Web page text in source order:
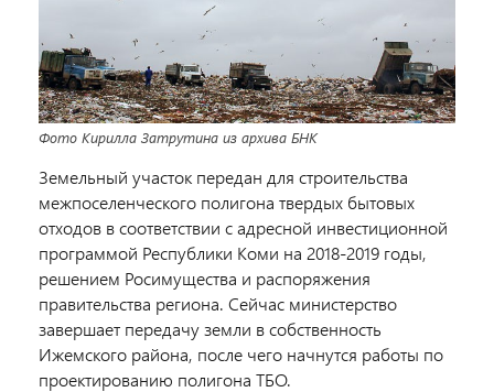
Фото Кирилла Затрутина из архива БНК
Земельный участок передан для строительства
межпоселенческого полигона твердых бытовых
отходов в соответствии с адресной инвестиционной
программой Республики Коми на 2018-2019 годы,
решением Росимущества и распоряжения
правительства региона. Сейчас министерство
завершает передачу земли в собственность
Ижемского района, после чего начнутся работы по
проектированию полигона ТБО.